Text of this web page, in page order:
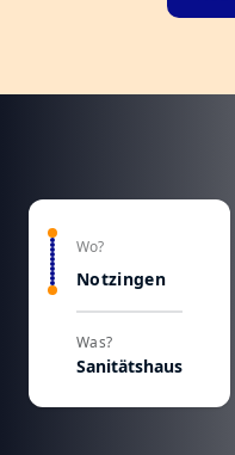
Wo?
Notzingen
Was?
Sanitätshaus